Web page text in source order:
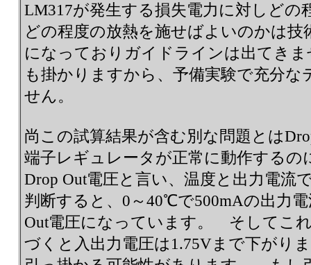
LM317が発生する損失電力に対しどの
どの程度の放熱を施せばよいのかは
になっておりガイドラインは出てき
も掛かりますから、予備実験で充分
せん。
尚この試算結果が含む別な問題とは
端子レギュレータが正常に動作するの
Drop Out電圧と言い、温度と出力電流
判断すると、0～40℃で500mAの出力
Out電圧になっています。 そしてこ
づくと入出力電圧は1.75Vまで下がり